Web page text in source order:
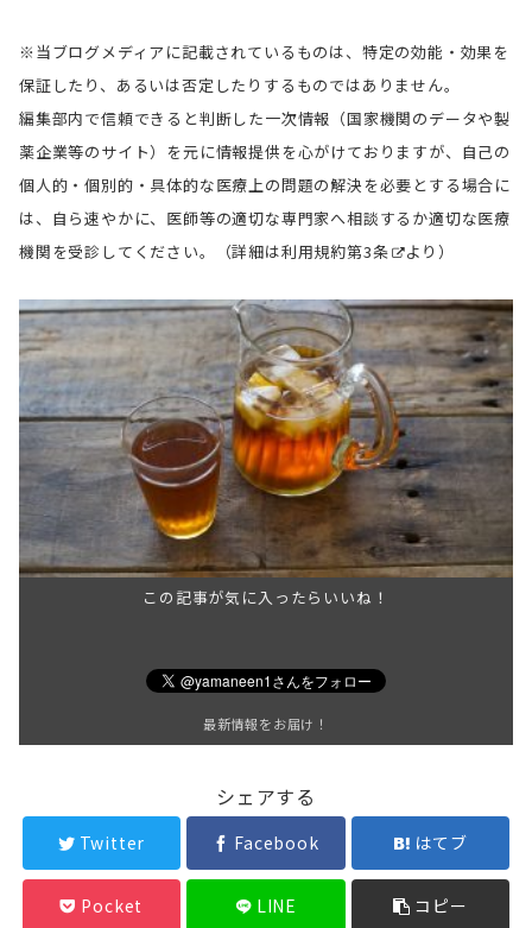
※当ブログメディアに記載されているものは、特定の効能・効果を
保証したり、あるいは否定したりするものではありません。
編集部内で信頼できると判断した一次情報（国家機関のデータや製
薬企業等のサイト）を元に情報提供を心がけておりますが、自己の
個人的・個別的・具体的な医療上の問題の解決を必要とする場合に
は、自ら速やかに、医師等の適切な専門家へ相談するか適切な医療
機関を受診してください。（詳細は利用規約第3条 より）
この記事が気に入ったらいいね！
最新情報をお届け！
シェアする
Twitter Facebook はてブ
Pocket LINE コピー